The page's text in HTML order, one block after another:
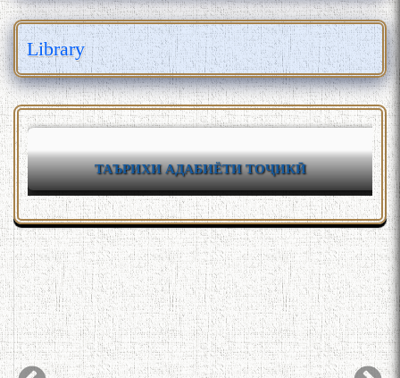
Library
ТАЪРИХИ АДАБИЁТИ ТОҶИКӢ